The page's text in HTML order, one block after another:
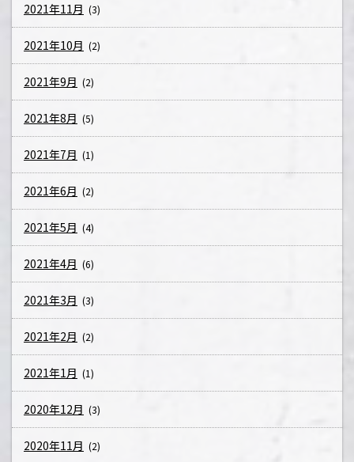
2021年11月 (3)
2021年10月 (2)
2021年9月 (2)
2021年8月 (5)
2021年7月 (1)
2021年6月 (2)
2021年5月 (4)
2021年4月 (6)
2021年3月 (3)
2021年2月 (2)
2021年1月 (1)
2020年12月 (3)
2020年11月 (2)